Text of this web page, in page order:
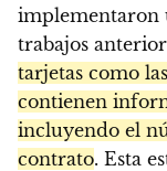
implementaron
trabajos
tarjetas como
contienen
incluyendo el
contrato. Esta